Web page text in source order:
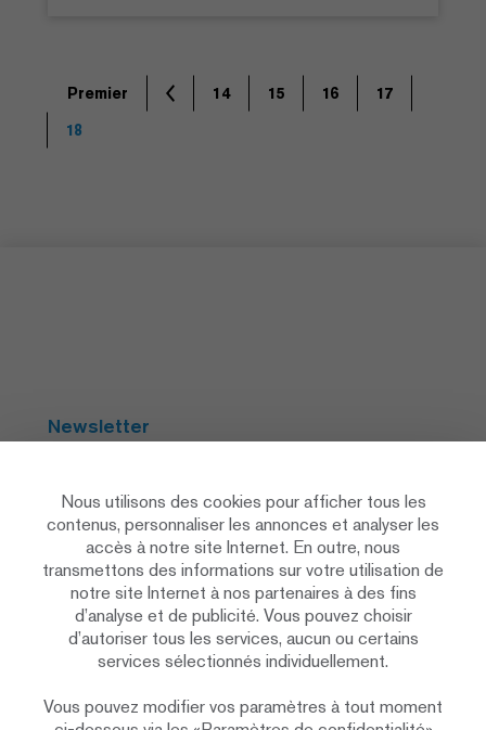
Premier 14 15 16
17
18
Newsletter
Social Media
Déclaration de protection des données
Nous utilisons des cookies pour afficher tous les
contenus, personnaliser les annonces et analyser les
accès à notre site Internet. En outre, nous
transmettons des informations sur votre utilisation de
notre site Internet à nos partenaires à des fins
d’analyse et de publicité. Vous pouvez choisir
d’autoriser tous les services, aucun ou certains
services sélectionnés individuellement.
Vous pouvez modifier vos paramètres à tout moment